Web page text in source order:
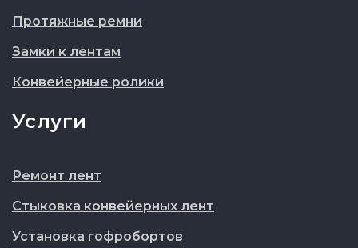
Протяжные ремни
Замки к лентам
Конвейерные ролики
Услуги
Ремонт лент
Стыковка конвейерных лент
Установка гофробортов